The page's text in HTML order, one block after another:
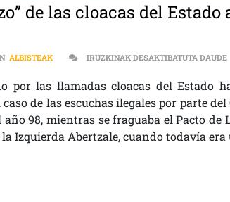
de las cloacas del
ALBISTEAK IRUZKINAK DESAKTIBATUTA DAUDE
por las llamadas cloacas del Estado
de las escuchas ilegales por parte del
98, mientras se fraguaba el Pacto
Izquierda Abertzale, cuando todavía